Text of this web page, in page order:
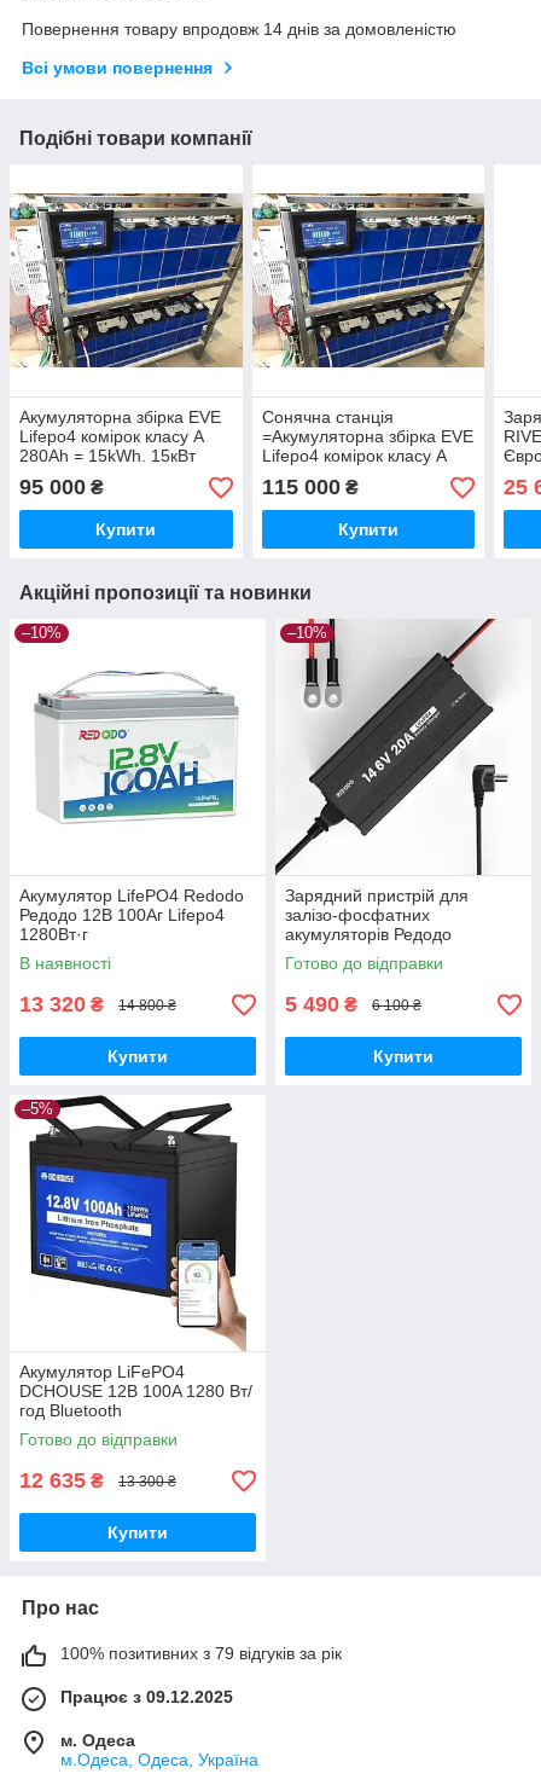
Повернення товару впродовж 14 днів за домовленістю
Всі умови повернення
Подібні товари компанії
Акумуляторна збірка EVE
Lifepo4 комірок класу А
280Ah = 15kWh. 15кВт
годин
95 000 ₴
Купити
Сонячна станція
=Акумуляторна збірка EVE
Lifepo4 комірок класу А
280Ah = 15kWh. 15кВт
годин + Інвертор Anenji
48В 11 000Вт + WiFi
115 000₴
Купити
25
Акційні пропозиції та новинки
–10%
Акумулятор LifePO4 Redodo
Редодо 12В 100Аг Lifepo4
1280Вт·г
В наявності
13 320 ₴ 14 800 ₴
Купити
–10%
Зарядний пристрій для
залізо-фосфатних
акумуляторів Редодо
Redodo14,6В 20A Lifepo4
Готово до відправки
5 490 ₴ 6 100 ₴
Купити
–5%
Акумулятор LiFePO4
DCHOUSE 12В 100A 1280 Вт/
год Bluetooth
Готово до відправки
12 635 ₴ 13 300 ₴
Купити
Про нас
100% позитивних з 79 відгуків за рік
Працює з 09.12.2025
м. Одеса
м.Одеса, Одеса, Україна